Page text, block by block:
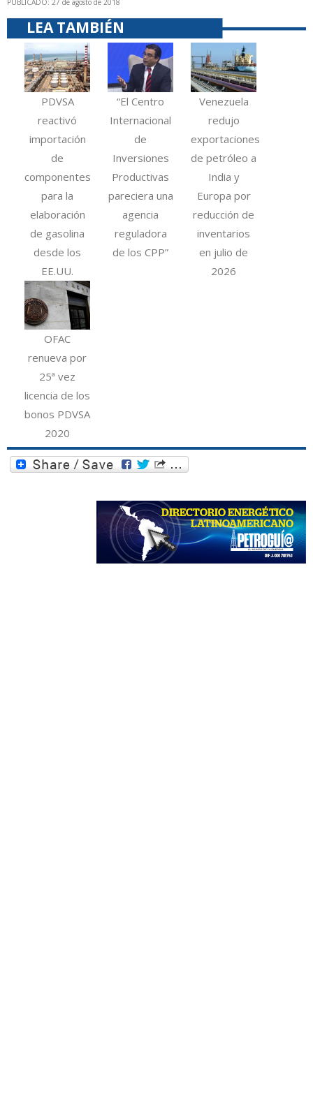
PUBLICADO: 27 de agosto de 2018
LEA TAMBIÉN
PDVSA
reactivó
importación
de
componentes
para la
elaboración
de gasolina
desde los
EE.UU.
“El Centro
Internacional
de
Inversiones
Productivas
pareciera una
agencia
reguladora
de los CPP”
Venezuela
redujo
exportaciones
de petróleo a
India y
Europa por
reducción de
inventarios
en julio de
2026
OFAC
renueva por
25ª vez
licencia de los
bonos PDVSA
2020